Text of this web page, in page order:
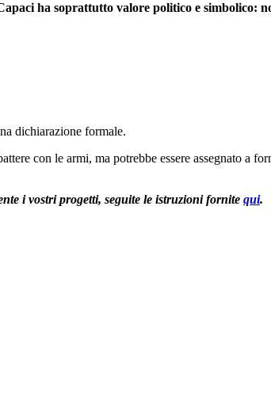
ha soprattutto valore politico e simbolico:
dichiarazione formale.
con le armi, ma potrebbe essere assegnato a
i vostri progetti, seguite le istruzioni fornite qui.